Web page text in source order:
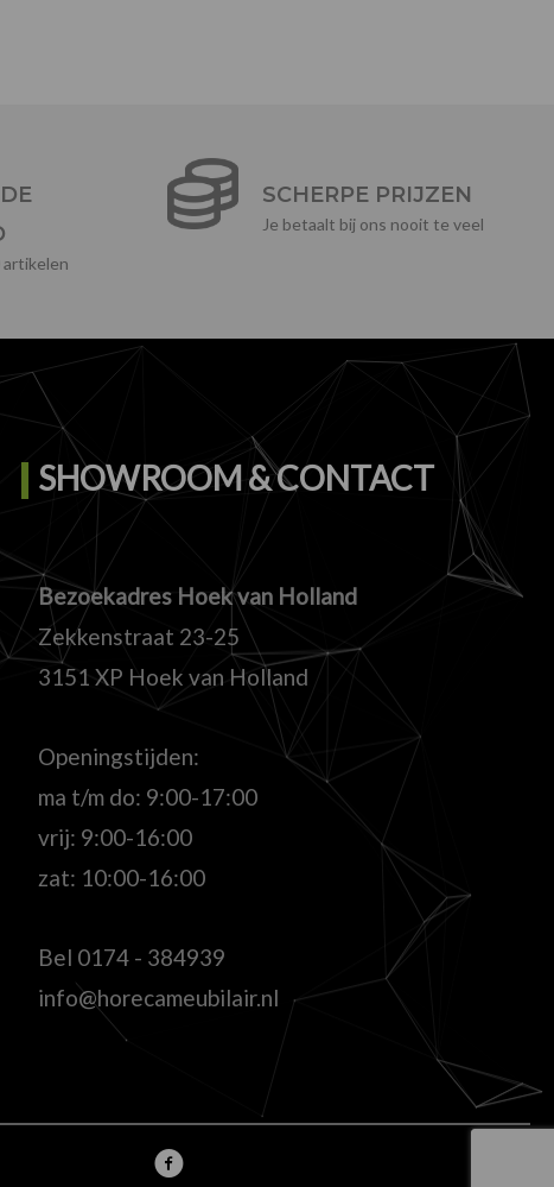
artikelen
SCHERPE PRIJZEN
Je betaalt bij ons nooit te veel
SHOWROOM & CONTACT
Bezoekadres Hoek van Holland
Zekkenstraat 23-25
3151 XP Hoek van Holland
Openingstijden:
ma t/m do: 9:00-17:00
vrij: 9:00-16:00
zat: 10:00-16:00
Bel 0174 - 384939
info@horecameubilair.nl